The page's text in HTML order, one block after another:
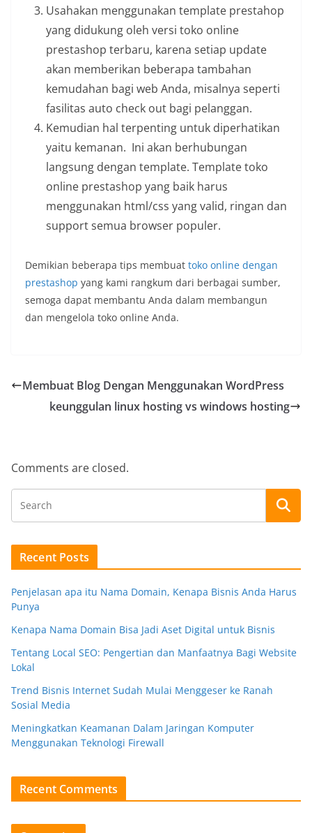
Usahakan menggunakan template prestahop
yang didukung oleh versi toko online
prestashop terbaru, karena setiap update
akan memberikan beberapa tambahan
kemudahan bagi web Anda, misalnya seperti
fasilitas auto check out bagi pelanggan.
Kemudian hal terpenting untuk diperhatikan
yaitu kemanan. Ini akan berhubungan
langsung dengan template. Template toko
online prestashop yang baik harus
menggunakan html/css yang valid, ringan dan
support semua browser populer.
Demikian beberapa tips membuat toko online dengan
prestashop yang kami rangkum dari berbagai sumber,
semoga dapat membantu Anda dalam membangun
dan mengelola toko online Anda.
Membuat Blog Dengan Menggunakan WordPress
keunggulan linux hosting vs windows hosting
Comments are closed.
Recent Posts
Penjelasan apa itu Nama Domain, Kenapa Bisnis Anda Harus
Punya
Kenapa Nama Domain Bisa Jadi Aset Digital untuk Bisnis
Tentang Local SEO: Pengertian dan Manfaatnya Bagi Website
Lokal
Trend Bisnis Internet Sudah Mulai Menggeser ke Ranah
Sosial Media
Meningkatkan Keamanan Dalam Jaringan Komputer
Menggunakan Teknologi Firewall
Recent Comments